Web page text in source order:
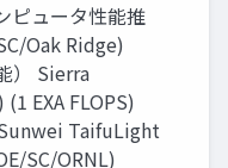
ピュータ性能推
Oak Ridge)
） Sierra
EXA FLOPS)
TaifuLight
SC/ORNL)